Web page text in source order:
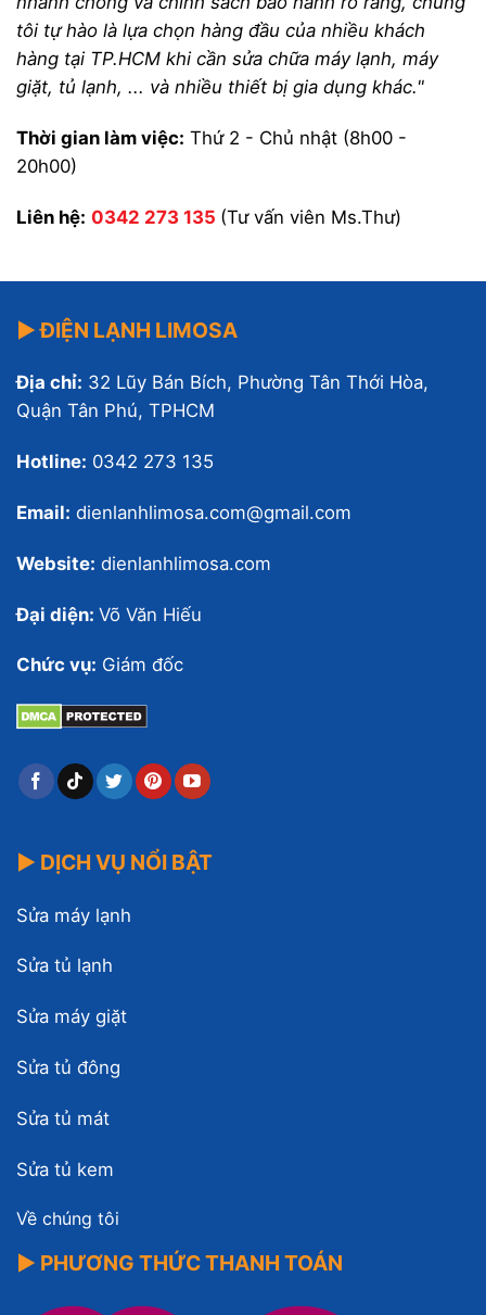
tôi tự hào là lựa chọn hàng đầu của nhiều khách
hàng tại TP.HCM khi cần sửa chữa máy lạnh, máy
giặt, tủ lạnh, ... và nhiều thiết bị gia dụng khác."
Thời gian làm việc: Thứ 2 - Chủ nhật (8h00 -
20h00)
Liên hệ: 0342 273 135 (Tư vấn viên Ms.Thư)
▶ ĐIỆN LẠNH LIMOSA
Địa chỉ: 32 Lũy Bán Bích, Phường Tân Thới Hòa,
Quận Tân Phú, TPHCM
Hotline: 0342 273 135
Email: dienlanhlimosa.com@gmail.com
Website: dienlanhlimosa.com
Đại diện: Võ Văn Hiếu
Chức vụ: Giám đốc
▶ DỊCH VỤ NỔI BẬT
Sửa máy lạnh
Sửa tủ lạnh
Sửa máy giặt
Sửa tủ đông
Sửa tủ mát
Sửa tủ kem
Về chúng tôi
▶ PHƯƠNG THỨC THANH TOÁN